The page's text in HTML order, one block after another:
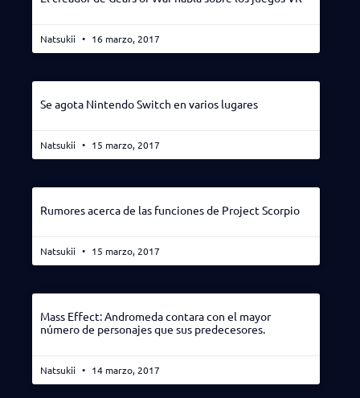
Natsukii 16 marzo, 2017
Se agota Nintendo Switch en varios lugares
Natsukii 15 marzo, 2017
Rumores acerca de las funciones de Project Scorpio
Natsukii 15 marzo, 2017
Mass Effect: Andromeda contara con el mayor
número de personajes que sus predecesores.
Natsukii 14 marzo, 2017